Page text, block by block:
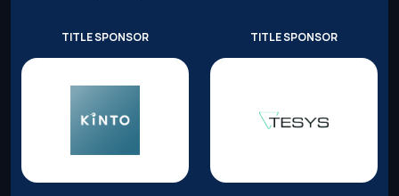
TITLE SPONSOR TITLE SPONSOR